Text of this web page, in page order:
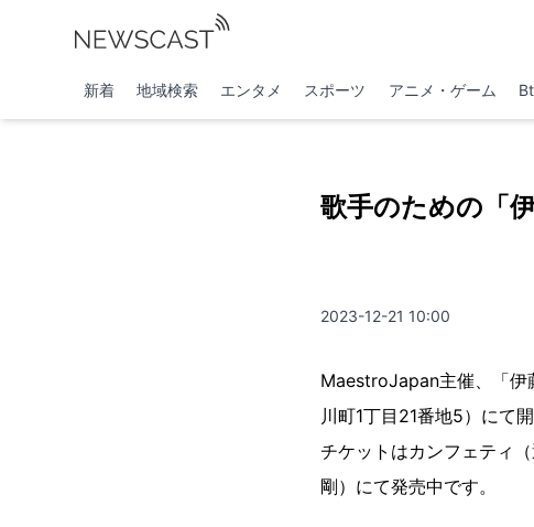
新着 地域検索 エンタメ スポーツ アニメ・ゲーム
歌手のための「
2023-12-21 10:00
MaestroJapan主催、「伊
川町1丁目21番地5）にて開
チケットはカンフェティ
剛）にて発売中です。